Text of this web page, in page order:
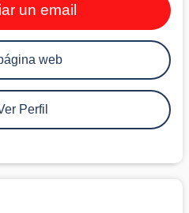
un email
web
Perfil